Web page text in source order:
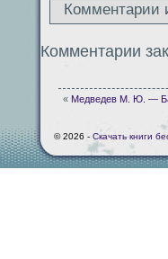
Комментарии
Комментарии
« Медведев М. Ю. —
© 2026 - Скачать книги